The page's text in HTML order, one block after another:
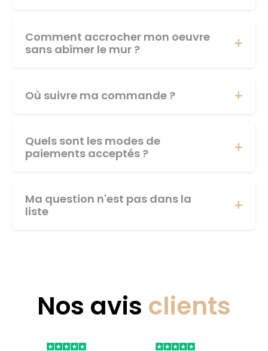
Comment accrocher mon oeuvre
sans abîmer le mur ?
Où suivre ma commande ?
Quels sont les modes de
paiements acceptés ?
Ma question n'est pas dans la
liste
Nos avis clients